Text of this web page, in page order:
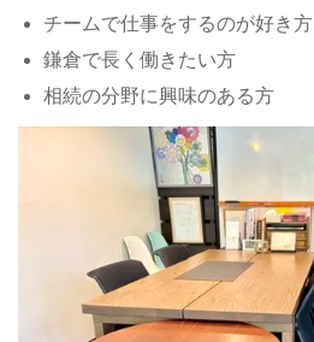
チームで仕事をするのが好き方
鎌倉で長く働きたい方
相続の分野に興味のある方